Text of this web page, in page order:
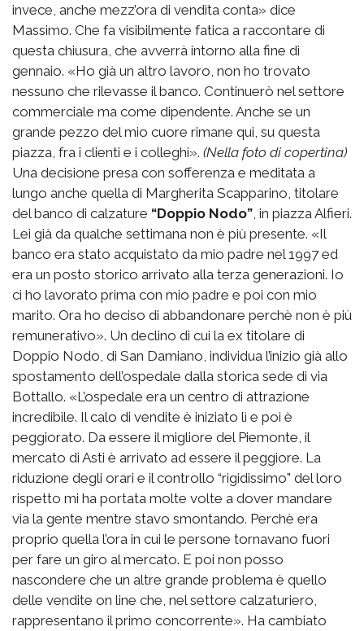
invece, anche mezz’ora di vendita conta» dice
Massimo. Che fa visibilmente fatica a raccontare di
questa chiusura, che avverrà intorno alla fine di
gennaio. «Ho già un altro lavoro, non ho trovato
nessuno che rilevasse il banco. Continuerò nel settore
commerciale ma come dipendente. Anche se un
grande pezzo del mio cuore rimane qui, su questa
piazza, fra i clienti e i colleghi». (Nella foto di copertina)
Una decisione presa con sofferenza e meditata a
lungo anche quella di Margherita Scapparino, titolare
del banco di calzature “Doppio Nodo” , in piazza Alfieri.
Lei già da qualche settimana non è più presente. «Il
banco era stato acquistato da mio padre nel 1997 ed
era un posto storico arrivato alla terza generazioni. Io
ci ho lavorato prima con mio padre e poi con mio
marito. Ora ho deciso di abbandonare perchè non è più
remunerativo». Un declino di cui la ex titolare di
Doppio Nodo, di San Damiano, individua l’inizio già allo
spostamento dell’ospedale dalla storica sede di via
Bottallo. «L’ospedale era un centro di attrazione
incredibile. Il calo di vendite è iniziato lì e poi è
peggiorato. Da essere il migliore del Piemonte, il
mercato di Asti è arrivato ad essere il peggiore. La
riduzione degli orari e il controllo “rigidissimo” del loro
rispetto mi ha portata molte volte a dover mandare
via la gente mentre stavo smontando. Perchè era
proprio quella l’ora in cui le persone tornavano fuori
per fare un giro al mercato. E poi non posso
nascondere che un altre grande problema è quello
delle vendite on line che, nel settore calzaturiero,
rappresentano il primo concorrente». Ha cambiato